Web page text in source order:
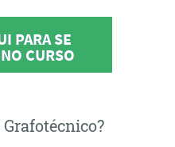
PARA SE
CURSO